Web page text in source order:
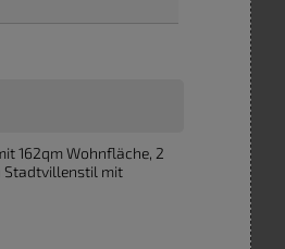
162qm Wohnfläche, 2
Stadtvillenstil mit